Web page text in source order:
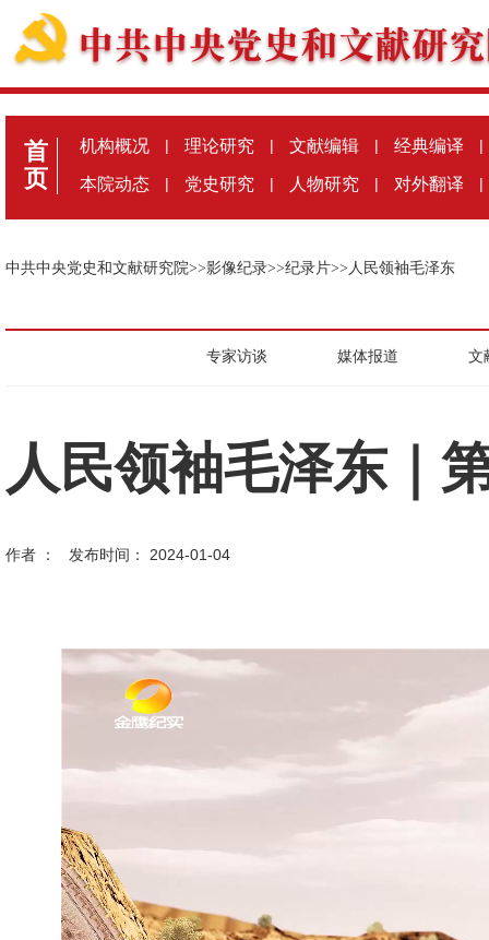
首
页
机构概况 | 理论研究 | 文献编辑 | 经典编译 |
本院动态 | 党史研究 | 人物研究 | 对外翻译 |
中共中央党史和文献研究院>>影像纪录>>纪录片>> 人民领袖毛泽东
专家访谈 媒体报道 文
人民领袖毛泽东｜
作者 ： 发布时间： 2024-01-04